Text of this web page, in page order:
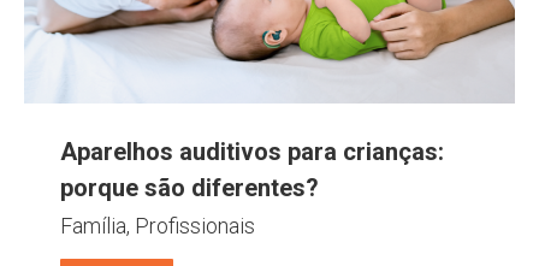
Aparelhos auditivos para crianças:
porque são diferentes?
Família, Profissionais